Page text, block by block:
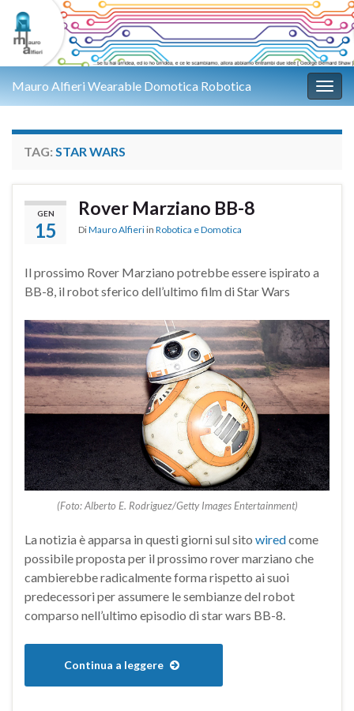
Mauro Alfieri Wearable Domotica Robotica
TAG: STAR WARS
GEN
15
Rover Marziano BB-8
DiMauro Alfieri in Robotica e Domotica
Il prossimo Rover Marziano potrebbe essere ispirato a
BB-8, il robot sferico dell’ultimo film di Star Wars
(Foto: Alberto E. Rodriguez/Getty Images Entertainment)
La notizia è apparsa in questi giorni sul sito wiredcome
possibile proposta per il prossimo rover marziano che
cambierebbe radicalmente forma rispetto ai suoi
predecessori per assumere le sembianze del robot
comparso nell’ultimo episodio di star wars BB-8.
Continua a leggere